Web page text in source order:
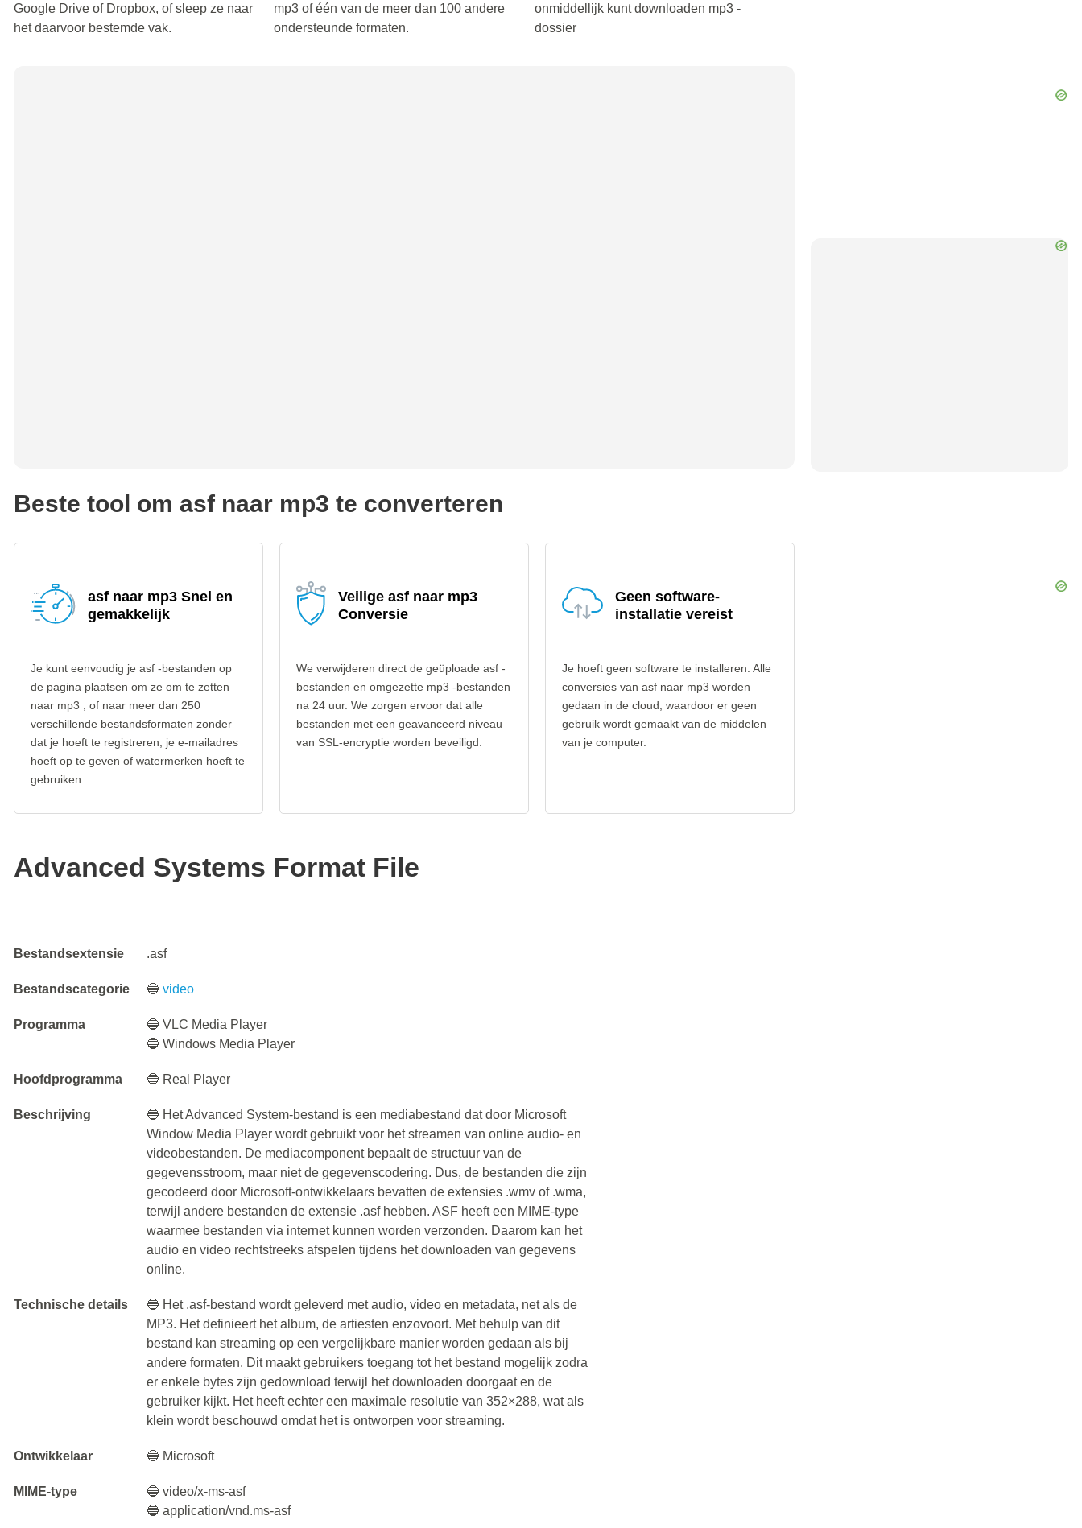
Google Drive of Dropbox, of sleep ze naar
het daarvoor bestemde vak.
mp3 of één van de meer dan 100 andere
ondersteunde formaten.
onmiddellijk kunt downloaden mp3 -
dossier
Beste tool om asf naar mp3 te converteren
asf naar mp3 Snel en
gemakkelijk
Je kunt eenvoudig je asf -bestanden op
de pagina plaatsen om ze om te zetten
naar mp3 , of naar meer dan 250
verschillende bestandsformaten zonder
dat je hoeft te registreren, je e-mailadres
hoeft op te geven of watermerken hoeft te
gebruiken.
Veilige asf naar mp3
Conversie
We verwijderen direct de geüploade asf -
bestanden en omgezette mp3 -bestanden
na 24 uur. We zorgen ervoor dat alle
bestanden met een geavanceerd niveau
van SSL-encryptie worden beveiligd.
Geen software-
installatie vereist
Je hoeft geen software te installeren. Alle
conversies van asf naar mp3 worden
gedaan in de cloud, waardoor er geen
gebruik wordt gemaakt van de middelen
van je computer.
Advanced Systems Format File
Bestandsextensie .asf
Bestandscategorie 🔵video
Programma
🔵 VLC Media Player
🔵 Windows Media Player
Hoofdprogramma 🔵 Real Player
Beschrijving
🔵 Het Advanced System-bestand is een mediabestand dat door Microsoft
Window Media Player wordt gebruikt voor het streamen van online audio- en
videobestanden. De mediacomponent bepaalt de structuur van de
gegevensstroom, maar niet de gegevenscodering. Dus, de bestanden die zijn
gecodeerd door Microsoft-ontwikkelaars bevatten de extensies .wmv of .wma,
terwijl andere bestanden de extensie .asf hebben. ASF heeft een MIME-type
waarmee bestanden via internet kunnen worden verzonden. Daarom kan het
audio en video rechtstreeks afspelen tijdens het downloaden van gegevens
online.
Technische details
🔵 Het .asf-bestand wordt geleverd met audio, video en metadata, net als de
MP3. Het definieert het album, de artiesten enzovoort. Met behulp van dit
bestand kan streaming op een vergelijkbare manier worden gedaan als bij
andere formaten. Dit maakt gebruikers toegang tot het bestand mogelijk zodra
er enkele bytes zijn gedownload terwijl het downloaden doorgaat en de
gebruiker kijkt. Het heeft echter een maximale resolutie van 352×288, wat als
klein wordt beschouwd omdat het is ontworpen voor streaming.
Ontwikkelaar 🔵 Microsoft
MIME-type
🔵 video/x-ms-asf
🔵 application/vnd.ms-asf